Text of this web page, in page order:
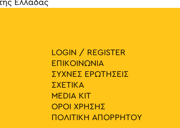
Ελλάδας
LOGIN / REGISTER
ΕΠΙΚΟΙΝΩΝΙΑ
ΣΥΧΝΕΣ ΕΡΩΤΗΣΕΙΣ
ΣΧΕΤΙΚΑ
MEDIA ΚIT
ΟΡΟΙ ΧΡΗΣΗΣ
ΠΟΛΙΤΙΚΗ ΑΠΟΡΡΗΤΟΥ